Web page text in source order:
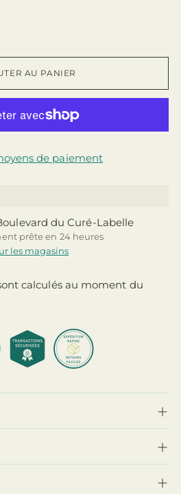
AU PANIER
de paiement
du Curé-Labelle
prête en 24 heures
les magasins
calculés au moment du